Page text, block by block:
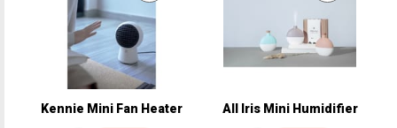
Kennie Mini Fan Heater All Iris Mini Humidifier